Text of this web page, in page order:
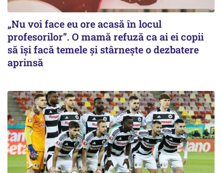
„Nu voi face eu ore acasă în locul
profesorilor”. O mamă refuză ca ai ei copii
să își facă temele și stârnește o dezbatere
aprinsă